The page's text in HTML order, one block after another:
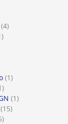
44
1
11
1
προϊόν
11
1515
5